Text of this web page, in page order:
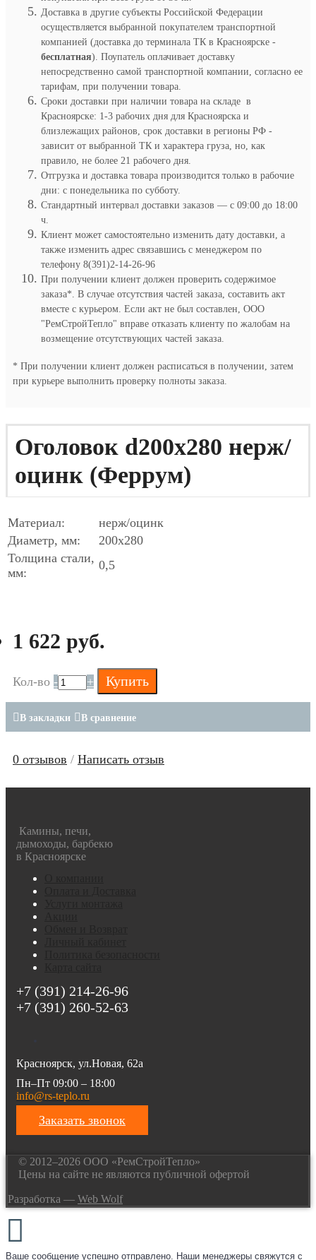
Доставка в другие субъекты Российской Федерации
осуществляется выбранной покупателем транспортной
компанией (доставка до терминала ТК в Красноярске -
бесплатная). Поупатель оплачивает доставку
непосредственно самой транспортной компании, согласно ее
тарифам, при получении товара.
Сроки доставки при наличии товара на складе в
Красноярске: 1-3 рабочих дня для Красноярска и
близлежащих районов, срок доставки в регионы РФ -
зависит от выбранной ТК и характера груза, но, как
правило, не более 21 рабочего дня.
Отгрузка и доставка товара производится только в рабочие
дни: с понедельника по субботу.
Стандартный интервал доставки заказов — с 09:00 до 18:00
ч.
Клиент может самостоятельно изменить дату доставки, а
также изменить адрес связавшись с менеджером по
телефону 8(391)2-14-26-96
При получении клиент должен проверить содержимое
заказа*. В случае отсутствия частей заказа, составить акт
вместе с курьером. Если акт не был составлен, ООО
"РемСтройТепло" вправе отказать клиенту по жалобам на
возмещение отсутствующих частей заказа.
* При получении клиент должен расписаться в получении, затем
при курьере выполнить проверку полноты заказа.
Оголовок d200x280 нерж/
оцинк (Феррум)
Материал:
нерж/оцинк
Диаметр, мм:
200х280
Толщина стали,
мм:
0,5
1 622 руб.
Кол-во - + Купить
В закладки В сравнение
0 отзывов / Написать отзыв
Камины, печи,
дымоходы, барбекю
в Красноярске
+7 (391) 214-26-96
+7 (391) 260-52-63
Красноярск, ул.Новая, 62а
Пн–Пт 09:00 – 18:00
info@rs-teplo.ru
Заказать звонок
© 2012–2026 ООО «РемСтройТепло»
Цены на сайте не являются публичной офертой
Разработка — Web Wolf
Ваше сообщение успешно отправлено. Наши менеджеры свяжутся с